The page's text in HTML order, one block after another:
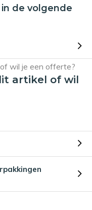
de volgende
artikel of wil